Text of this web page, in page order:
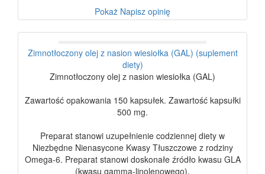
Pokaż Napisz opinię
Zimnotłoczony olej z nasion wiesiołka (GAL) (suplement
diety)
Zimnotłoczony olej z nasion wiesiołka (GAL)
Zawartość opakowania 150 kapsułek. Zawartość kapsułki
500 mg.
Preparat stanowi uzupełnienie codziennej diety w
Niezbędne Nienasycone Kwasy Tłuszczowe z rodziny
Omega-6. Preparat stanowi doskonałe źródło kwasu GLA
(kwasu gamma-linolenowego).